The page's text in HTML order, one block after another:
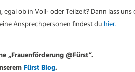
ob in Voll- oder Teilzeit? Dann lass
Ansprechpersonen findest du hier.
„Frauenförderung @Fürst“.
Fürst Blog.